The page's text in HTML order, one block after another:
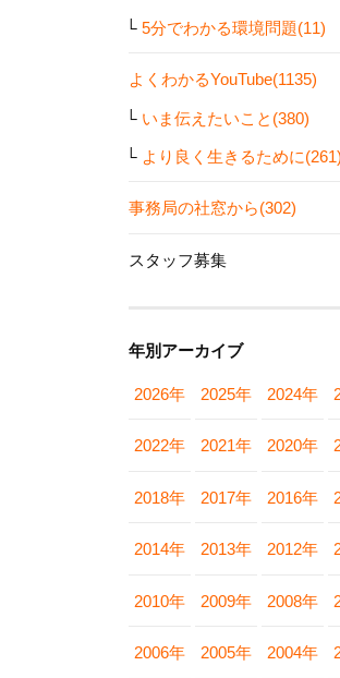
5分でわかる環境問題(11)
よくわかるYouTube(1135)
いま伝えたいこと(380)
より良く生きるために(261)
事務局の社窓から(302)
スタッフ募集
年別アーカイブ
2026年 2025年 2024年
2022年 2021年 2020年
2018年 2017年 2016年
2014年 2013年 2012年
2010年 2009年 2008年
2006年 2005年 2004年